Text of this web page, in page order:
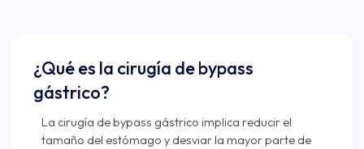
¿Qué es la cirugía de bypass
gástrico?
La cirugía de bypass gástrico implica reducir el
tamaño del estómago y desviar la mayor parte de